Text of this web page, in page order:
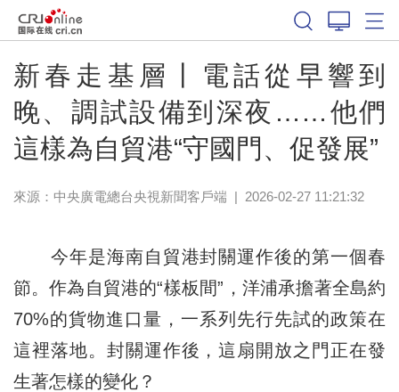
新春走基層丨電話從早響到
晚、調試設備到深夜……他們
這樣為自貿港“守國門、促發展”
來源： 中央廣電總台央視新聞客戶端 | 2026-02-27 11:21:32
今年是海南自貿港封關運作後的第一個春
節。作為自貿港的“樣板間”，洋浦承擔著全島約
70%的貨物進口量，一系列先行先試的政策在
這裡落地。封關運作後，這扇開放之門正在發
生著怎樣的變化？